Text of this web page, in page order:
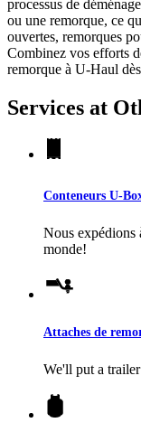
processus de
ou une remorque, ce
ouvertes, remorques
Combinez vos efforts
remorque à U-Haul
Services at
Conteneurs U-
Nous expédions
monde!
Attaches de
We'll put a